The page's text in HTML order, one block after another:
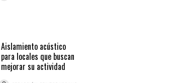
Aislamiento acústico
para locales que buscan
mejorar su actividad